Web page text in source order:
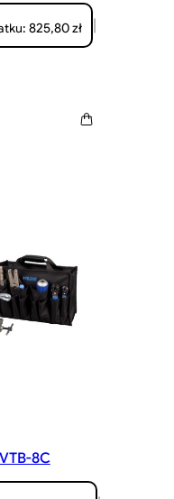
825,80zł |
8C